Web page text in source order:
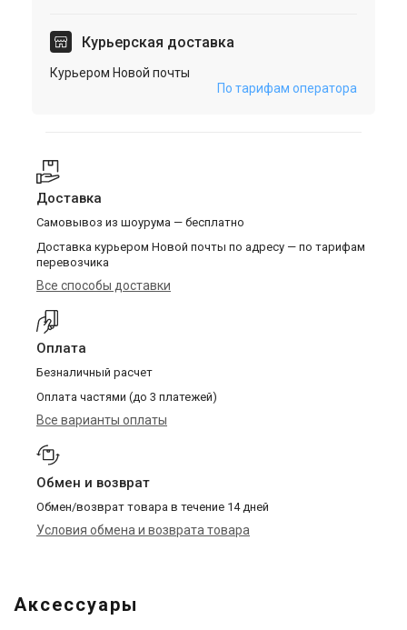
Курьерская доставка
Курьером Новой почты
По тарифам оператора
Доставка
Самовывоз из шоурума — бесплатно
Доставка курьером Новой почты по адресу — по тарифам
перевозчика
Все способы доставки
Оплата
Безналичный расчет
Оплата частями (до 3 платежей)
Все варианты оплаты
Обмен и возврат
Обмен/возврат товара в течение 14 дней
Условия обмена и возврата товара
Аксессуары